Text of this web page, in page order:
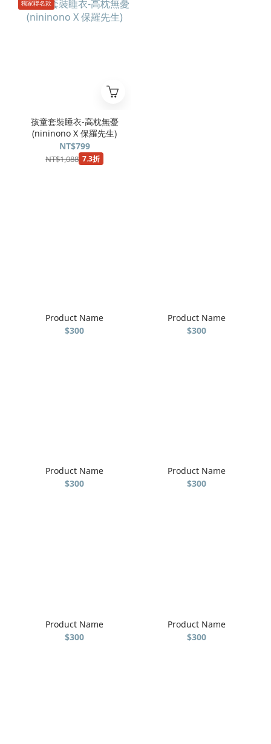
獨家聯名款
孩童套裝睡衣-高枕無憂
(nininono X 保羅先生)
NT$799
NT$1,088 7.3折
Product Name
$300
Product Name
$300
Product Name
$300
Product Name
$300
Product Name
$300
Product Name
$300